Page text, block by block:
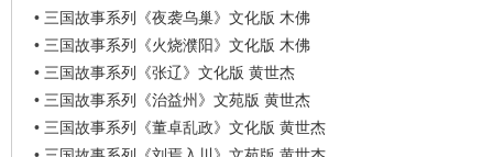
• 三国故事系列《夜袭乌巢》文化版 木佛
• 三国故事系列《火烧濮阳》文化版 木佛
• 三国故事系列《张辽》文化版 黄世杰
• 三国故事系列《治益州》文苑版 黄世杰
• 三国故事系列《董卓乱政》文化版 黄世杰